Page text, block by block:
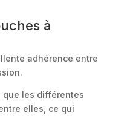
à
adhérence entre
que les différentes
elles, ce qui